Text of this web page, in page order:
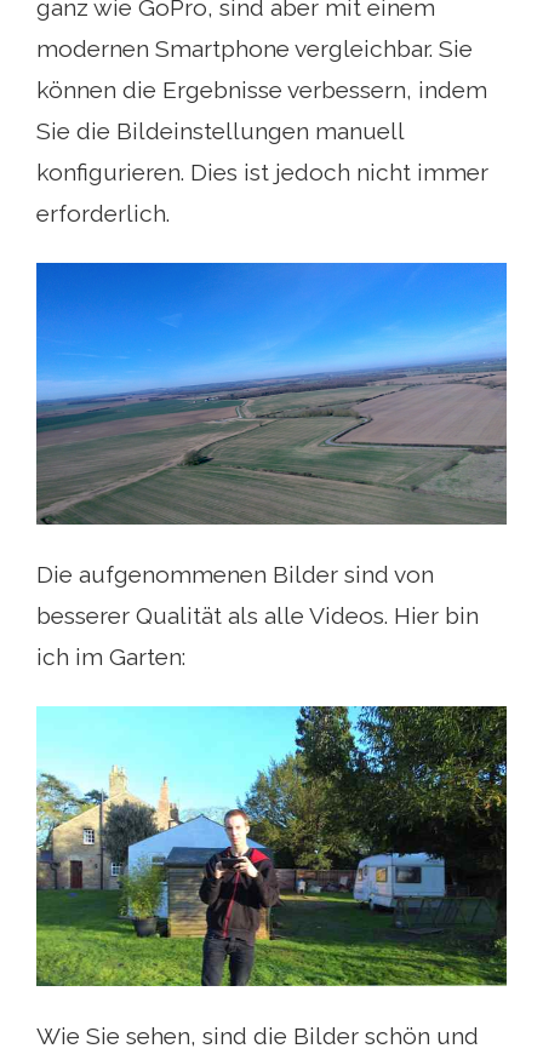
ganz wie GoPro, sind aber mit einem
modernen Smartphone vergleichbar. Sie
können die Ergebnisse verbessern, indem
Sie die Bildeinstellungen manuell
konfigurieren. Dies ist jedoch nicht immer
erforderlich.
Die aufgenommenen Bilder sind von
besserer Qualität als alle Videos. Hier bin
ich im Garten:
Wie Sie sehen, sind die Bilder schön und